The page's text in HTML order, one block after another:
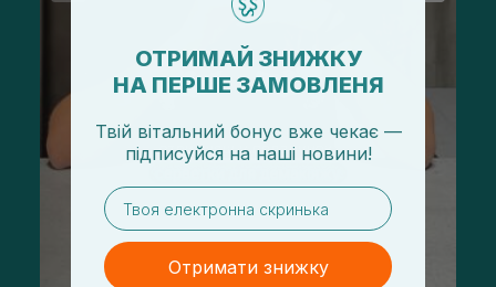
ОТРИМАЙ ЗНИЖКУ
НА ПЕРШЕ ЗАМОВЛЕНЯ
Твій вітальний бонус вже чекає —
підписуйся на наші новини!
email
Отримати знижку